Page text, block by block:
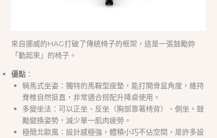
來自挪威的HAG打破了傳統椅子的框架，這是一張鼓勵妳
「動起來」的椅子。
優點 ：
騎馬式坐姿：獨特的馬鞍型座墊，能打開骨盆角度，維持
脊椎自然挺直，非常適合搭配升降桌使用。
多變坐法：可以正坐、反坐（胸部靠著椅背）、側坐，鼓
勵變換姿勢，減少單一肌肉疲勞。
極簡北歐風：設計感極強，體積小巧不佔空間，是許多設